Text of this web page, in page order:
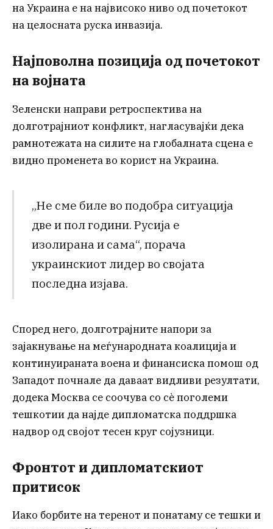
на Украина е на највисоко ниво од почетокот
на целосната руска инвазија.
Најповолна позиција од почетокот
на војната
Зеленски направи ретроспектива на
долготрајниот конфликт, нагласувајќи дека
рамнотежата на силите на глобалната сцена е
видно променета во корист на Украина.
„Не сме биле во подобра ситуација
две и пол години. Русија е
изолирана и сама“, порача
украинскиот лидер во својата
последна изјава.
Според него, долготрајните напори за
зајакнување на меѓународната коалиција и
континуираната воена и финансиска помош од
Западот почнале да даваат видливи резултати,
додека Москва се соочува со сè поголеми
тешкотии да најде дипломатска поддршка
надвор од својот тесен круг сојузници.
Фронтот и дипломатскиот
притисок
Иако борбите на теренот и понатаму се тешки и